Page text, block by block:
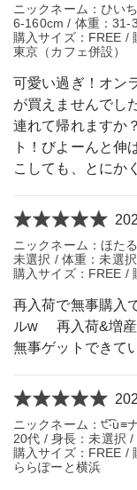
ニックネーム：ひい
6-160cm / 体重：31-
購入サイズ：FREE /
東京（カフェ併設）
可愛い過ぎ！オン
が買えませんでし
連れて帰れますか
ト！びよーんと伸
こしても、とにか
ニックネーム：ほた
未選択 / 体重：未選
購入サイズ：FREE /
再入荷で無事購入
ルw 再入荷&増産
無事ゲットできて
ニックネーム：੯‧̀͡u≡
20代 / 身長：未選択 /
購入サイズ：FREE /
ららぽーと横浜